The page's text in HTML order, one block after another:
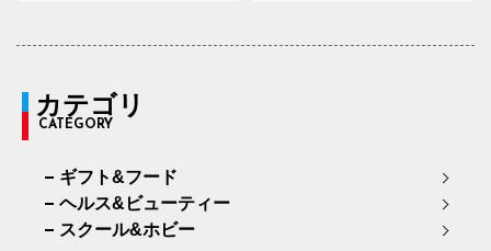
カテゴリ
CATEGORY
ギフト&フード
ヘルス&ビューティー
スクール&ホビー